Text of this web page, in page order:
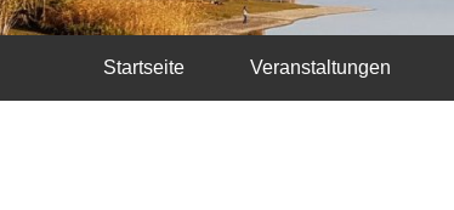
Startseite Veranstaltungen